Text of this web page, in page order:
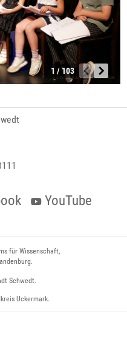
1 / 103
YouTube
für Wissenschaft,
Schwedt.
Uckermark.